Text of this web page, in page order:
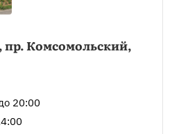
пр. Комсомольский,
20:00